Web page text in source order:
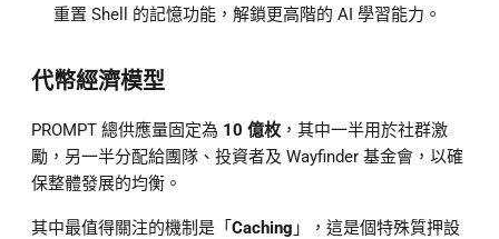
重置 Shell 的記憶功能，解鎖更高階的 AI 學習能力。
代幣經濟模型
PROMPT 總供應量固定為 10 億枚 ，其中一半用於社群激
勵，另一半分配給團隊、投資者及 Wayfinder 基金會，以確
保整體發展的均衡。
其中最值得關注的機制是「 Caching 」，這是個特殊質押設